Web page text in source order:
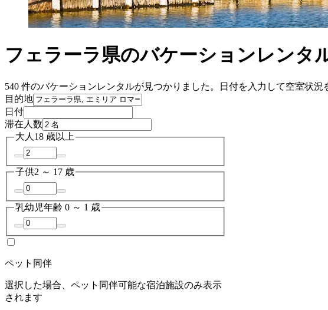
フェラーラ県のバケーションレンタ
540 件のバケーションレンタルが見つかりました。日付を入力して空室状況
目的地
日付
滞在人数
大人 18 歳以上
子供2 ～ 17 歳
乳幼児年齢 0 ～ 1 歳
ペット同伴
選択した場合、ペット同伴可能な宿泊施設のみ表示
されます